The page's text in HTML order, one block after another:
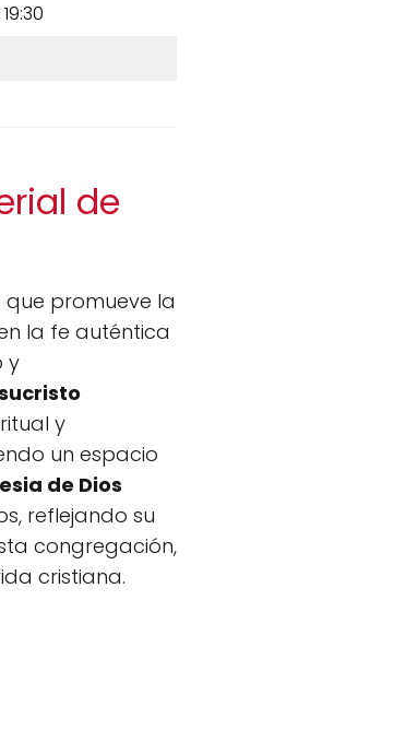
de
promueve la
la fe auténtica
y
y
un espacio
de Dios
reflejando su
congregación,
cristiana.